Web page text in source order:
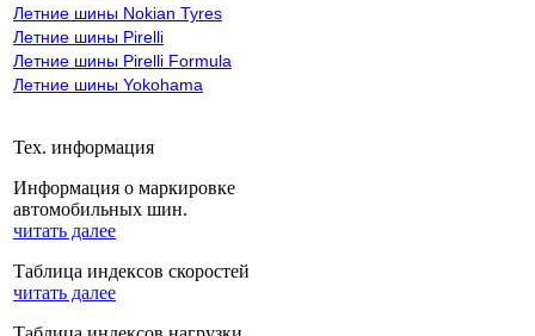
Летние шины Nokian Tyres
Летние шины Pirelli
Летние шины Pirelli Formula
Летние шины Yokohama
Тех. информация
Информация о маркировке
автомобильных шин.
читать далее
Таблица индексов скоростей
читать далее